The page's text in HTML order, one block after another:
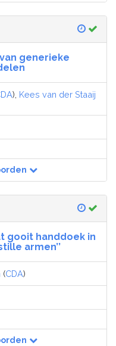
generieke
), Kees van der Staaij
gooit handdoek in
armen’’
(CDA)